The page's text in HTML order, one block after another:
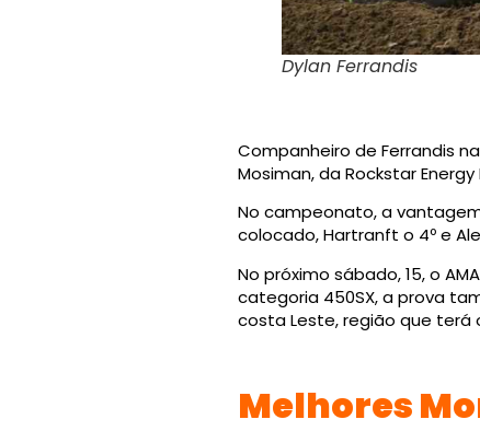
Dylan Ferrandis
Companheiro de Ferrandis
Mosiman, da Rockstar
No campeonato, a
colocado, Hartranft o 4º e
No próximo sábado, 15, o
categoria 450SX, a prova
costa Leste, região que terá
Melhores